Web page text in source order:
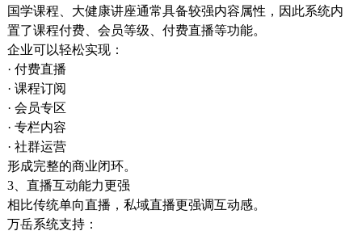
国学课程、大健康讲座通常具备较强内容属性，因此系统内
置了课程付费、会员等级、付费直播等功能。
企业可以轻松实现：
· 付费直播
· 课程订阅
· 会员专区
· 专栏内容
· 社群运营
形成完整的商业闭环。
3、直播互动能力更强
相比传统单向直播，私域直播更强调互动感。
万岳系统支持：